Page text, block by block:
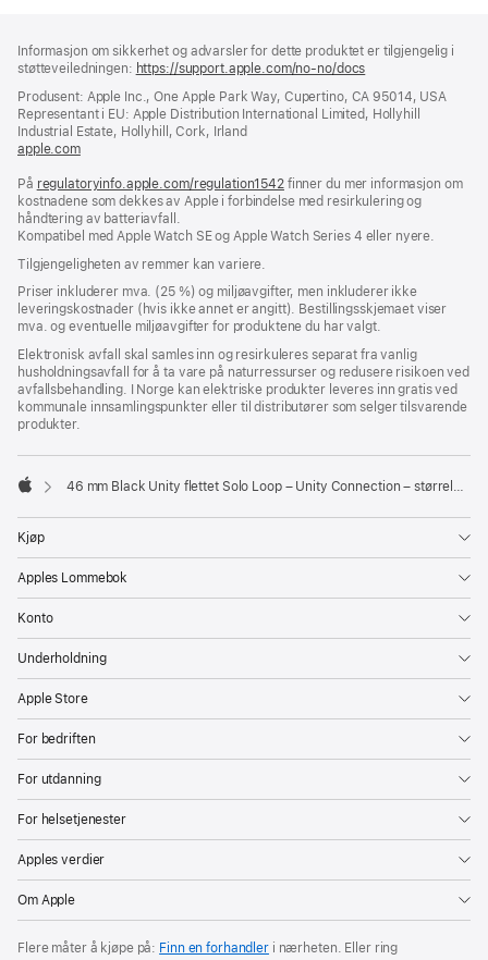
Informasjon om sikkerhet og advarsler for dette produktet er tilgjengelig i
støtteveiledningen: https://support.apple.com/no-no/docs
nytt
vindu)
Produsent: Apple Inc., One Apple Park Way, Cupertino, CA 95014, USA
Representant i EU: Apple Distribution International Limited, Hollyhill
Industrial Estate, Hollyhill, Cork, Irland
apple.com(åpnes
nytt
vindu)
På regulatoryinfo.apple.com/regulation1542(åpnes
i
vindu)
finner du mer informasjon om
kostnadene som dekkes av Apple i forbindelse med resirkulering og
håndtering av batteriavfall.
Kompatibel med Apple Watch SE og Apple Watch Series 4 eller nyere.
Tilgjengeligheten av remmer kan variere.
Priser inkluderer mva. (25 %) og miljøavgifter, men inkluderer ikke
leveringskostnader (hvis ikke annet er angitt). Bestillingsskjemaet viser
mva. og eventuelle miljøavgifter for produktene du har valgt.
Elektronisk avfall skal samles inn og resirkuleres separat fra vanlig
husholdningsavfall for å ta vare på naturressurser og redusere risikoen ved
avfallsbehandling. I Norge kan elektriske produkter leveres inn gratis ved
kommunale innsamlingspunkter eller til distributører som selger tilsvarende
produkter.
46 mm Black Unity flettet Solo Loop – Unity Connection – størrelse 0
Kjøp
Apples Lommebok
Konto
Underholdning
Apple Store
For bedriften
For utdanning
For helsetjenester
Apples verdier
Om Apple
Flere måter å kjøpe på: Finn en forhandleri nærheten. Eller ring